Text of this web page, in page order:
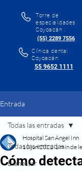
Torre de
especialidades
Coyoacán :
(55) 2289 7556
Clínica dental
Coyoacán:
55 9652 1111
Entrada
Todas las entradas
Bienestar
Todas las entradas
Cómo
Hospital San Ángel Inn
10 jun 2022 1 min de